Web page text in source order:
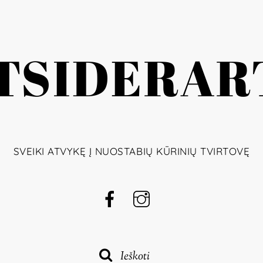
SVEIKI ATVYKĘ Į NUOSTABIŲ KŪRINIŲ TVIRTOVĘ